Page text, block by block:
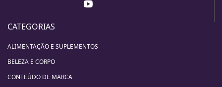
CATEGORIAS
ALIMENTAÇÃO E SUPLEMENTOS
BELEZA E CORPO
CONTEÚDO DE MARCA